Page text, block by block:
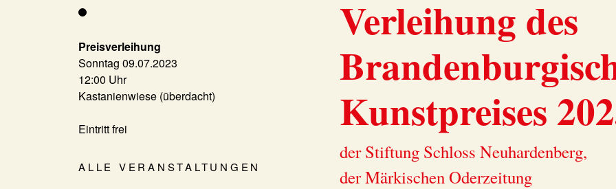
Preisverleihung
Sonntag 09.07.2023
12:00 Uhr
Kastanienwiese (überdacht)
Eintritt frei
ALLE VERANSTALTUNGEN
Verleihung des
Kunstpreises
der Stiftung Schloss Neuhardenberg,
der Märkischen Oderzeitung